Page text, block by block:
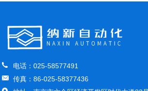
电话：025-58577491
传真：86-025-58377436